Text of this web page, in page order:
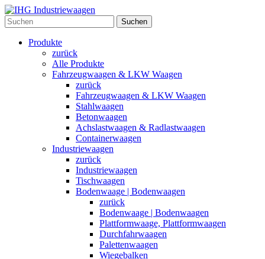
Suchen
Produkte
zurück
Alle Produkte
Fahrzeugwaagen & LKW Waagen
zurück
Fahrzeugwaagen & LKW Waagen
Stahlwaagen
Betonwaagen
Achslastwaagen & Radlastwaagen
Containerwaagen
Industriewaagen
zurück
Industriewaagen
Tischwaagen
Bodenwaage | Bodenwaagen
zurück
Bodenwaage | Bodenwaagen
Plattformwaage, Plattformwaagen
Durchfahrwaagen
Palettenwaagen
Wiegebalken